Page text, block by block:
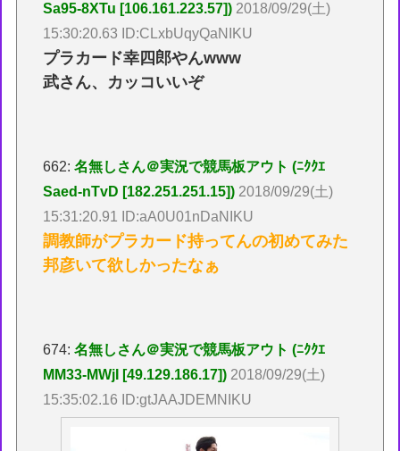
Sa95-8XTu [106.161.223.57]) 2018/09/29(土)
15:30:20.63 ID:CLxbUqyQaNIKU
プラカード幸四郎やんwww
武さん、カッコいいぞ
662:名無しさん＠実況で競馬板アウト (ﾆｸｸｴ
Saed-nTvD [182.251.251.15]) 2018/09/29(土)
15:31:20.91 ID:aA0U01nDaNIKU
調教師がプラカード持ってんの初めてみた
邦彦いて欲しかったなぁ
674:名無しさん＠実況で競馬板アウト (ﾆｸｸｴ
MM33-MWjI [49.129.186.17]) 2018/09/29(土)
15:35:02.16 ID:gtJAAJDEMNIKU